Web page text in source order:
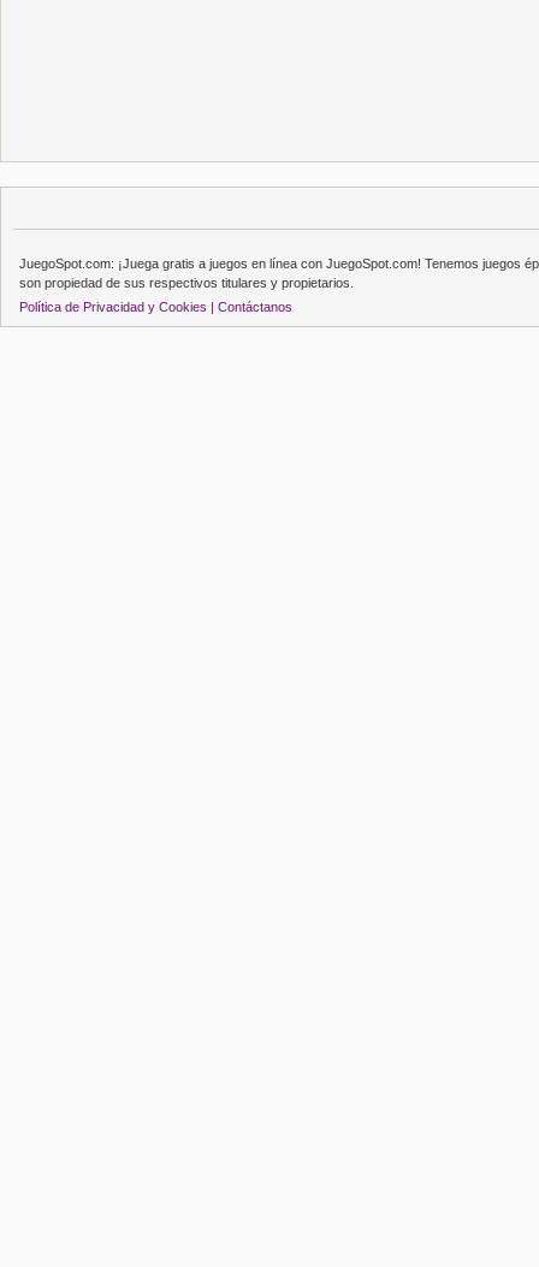
JuegoSpot.com: ¡Juega gratis a juegos en línea con JuegoSpot.com! Tenemos juegos
son propiedad de sus respectivos titulares y propietarios.
Política de Privacidad y Cookies | Contáctanos